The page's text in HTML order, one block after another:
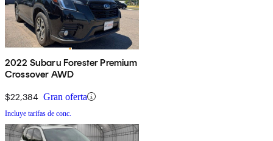
2022 Subaru Forester Premium
Crossover AWD
$22,384 Gran oferta
Incluye tarifas de conc.